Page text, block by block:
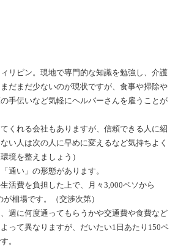
リピン。現地で専門的な知識を勉強し、介護
だまだ少ないのが現状ですが、食事や掃除や
手伝いなど気軽にヘルパーさんを雇うことが
てくれる会社もありますが、信頼できる人に紹
い人は次の人に早めに変えるなど気持ちよく
境を整えましょう）
通い」の形態があります。
活費を負担した上で、月々3,000ペソから
相場です。（交渉次第）
週に何度通ってもらうかや交通費や食費など
って異なりますが、だいたい1日あたり150ペ
。